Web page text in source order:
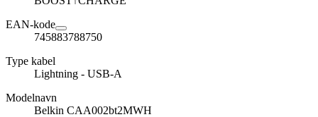
EAN-kode
745883788750
Type kabel
Lightning - USB-A
Modelnavn
Belkin CAA002bt2MWH